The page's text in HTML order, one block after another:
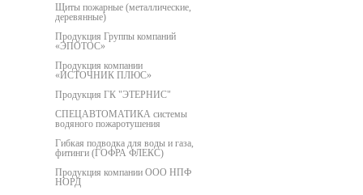
Щиты пожарные (металлические,
деревянные)
Продукция Группы компаний
«ЭПОТОС»
Продукция компании
«ИСТОЧНИК ПЛЮС»
Продукция ГК "ЭТЕРНИС"
СПЕЦАВТОМАТИКА системы
водяного пожаротушения
Гибкая подводка для воды и газа,
фитинги (ГОФРА ФЛЕКС)
Продукция компании ООО НПФ
НОРД